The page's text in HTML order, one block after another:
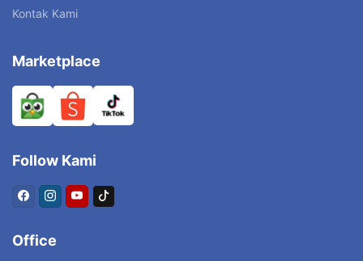
Kontak Kami
Marketplace
Follow Kami
Office